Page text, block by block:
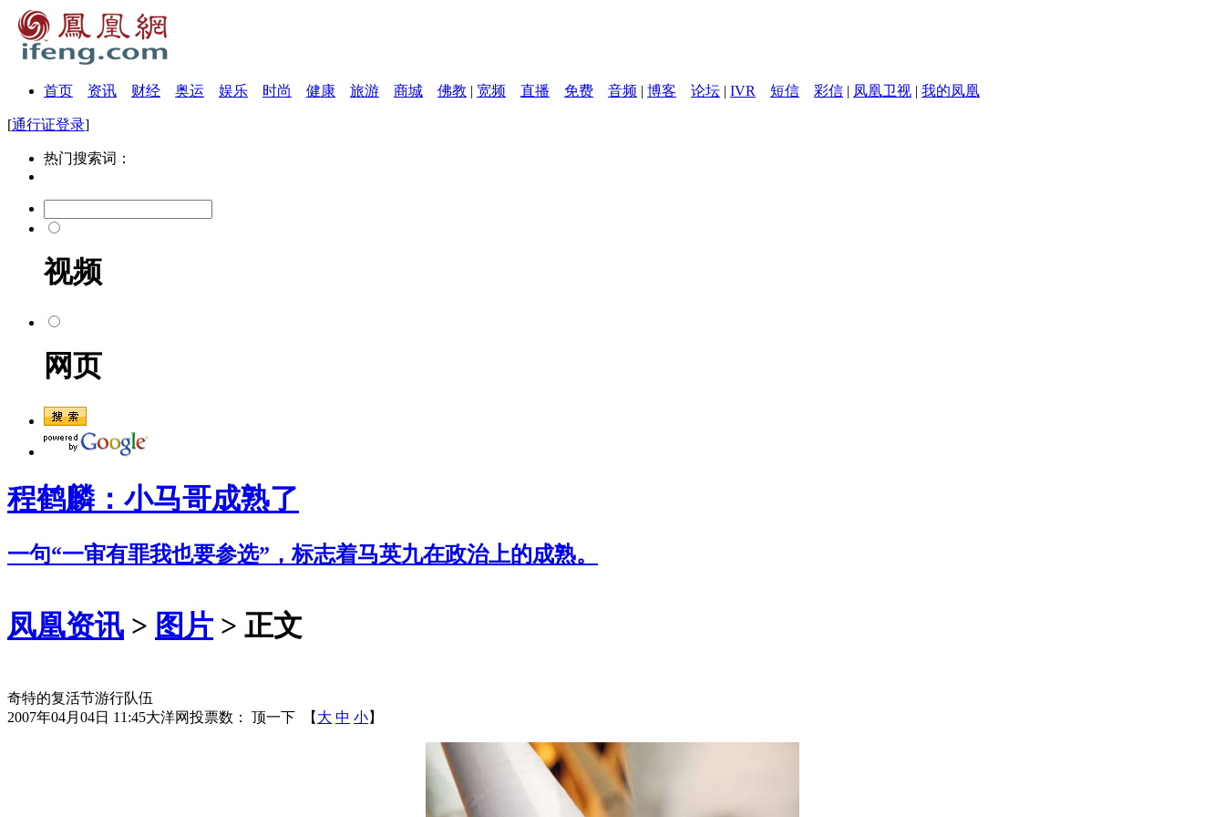
首页 资讯 财经 奥运 娱乐 时尚 健康 旅游 商城 佛教 | 宽频 直播 免费 音频 | 博客 论坛 | IVR 短信 彩信 | 凤凰卫视 | 我的凤凰
[通行证登录]
热门搜索词：
视频
网页
程鹤麟：小马哥成熟了
一句“一审有罪我也要参选”，标志着马英九在政治上的成熟。
凤凰资讯 > 图片 > 正文
奇特的复活节游行队伍
2007年04月04日 11:45大洋网投票数： 顶一下 【 大 中 小】